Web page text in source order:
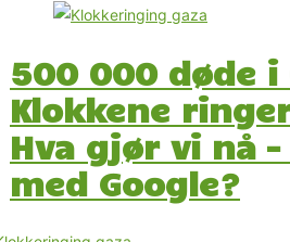
500 000 døde i
Klokkene
Hva gjør vi nå
med Google?